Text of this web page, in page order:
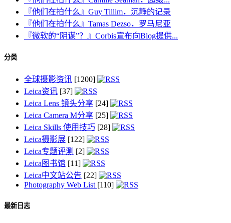
『他们在拍什么』Guy Tillim，沉静的记录
『他们在拍什么』Tamas Dezso，罗马尼亚
『微软的“阴谋”？』Corbis宣布向Blog提供...
分类
全球摄影资讯 [1200]
Leica资讯 [37]
Leica Lens 镜头分享 [24]
Leica Camera M分享 [25]
Leica Skills 使用技巧 [28]
Leica摄影展 [122]
Leica专题评测 [2]
Leica图书馆 [11]
Leica中文站公告 [22]
Photography Web List [110]
最新日志